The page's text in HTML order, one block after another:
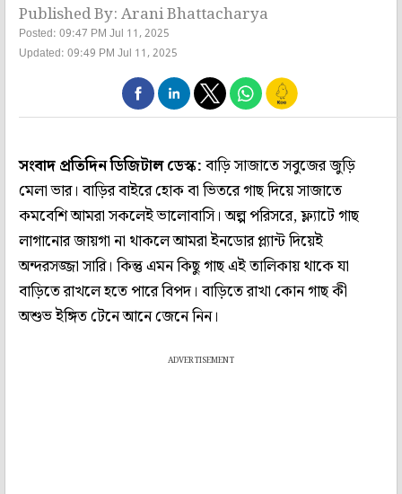
Published By: Arani Bhattacharya
Posted: 09:47 PM Jul 11, 2025
Updated: 09:49 PM Jul 11, 2025
সংবাদ প্রতিদিন ডিজিটাল ডেস্ক:বাড়ি সাজাতে সবুজের জুড়ি
মেলা ভার। বাড়ির বাইরে হোক বা ভিতরে গাছ দিয়ে সাজাতে
কমবেশি আমরা সকলেই ভালোবাসি। অল্প পরিসরে, ফ্ল্যাটে গাছ
লাগানোর জায়গা না থাকলে আমরা ইনডোর প্ল্যান্ট দিয়েই
অন্দরসজ্জা সারি। কিন্তু এমন কিছু গাছ এই তালিকায় থাকে যা
বাড়িতে রাখলে হতে পারে বিপদ। বাড়িতে রাখা কোন গাছ কী
অশুভ ইঙ্গিত টেনে আনে জেনে নিন।
ADVERTISEMENT